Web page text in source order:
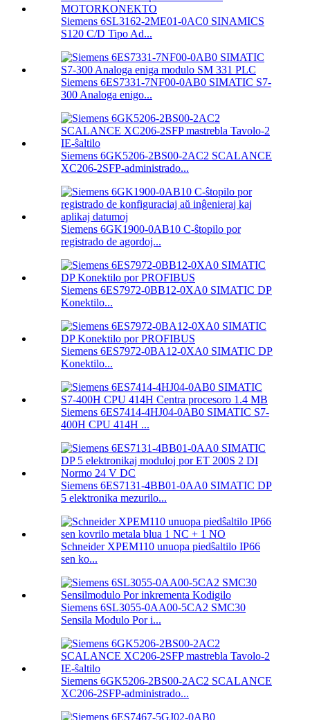
Siemens 6SL3162-2ME01-0AC0 SINAMICS
S120 C/D Tipo Ad...
Siemens 6ES7331-7NF00-0AB0 SIMATIC S7-
300 Analoga enigo...
Siemens 6GK5206-2BS00-2AC2 SCALANCE
XC206-2SFP-administrado...
Siemens 6GK1900-0AB10 C-ŝtopilo por
registrado de agordoj...
Siemens 6ES7972-0BB12-0XA0 SIMATIC DP
Konektilo...
Siemens 6ES7972-0BA12-0XA0 SIMATIC DP
Konektilo...
Siemens 6ES7414-4HJ04-0AB0 SIMATIC S7-
400H CPU 414H ...
Siemens 6ES7131-4BB01-0AA0 SIMATIC DP
5 elektronika mezurilo...
Schneider XPEM110 unuopa piedŝaltilo IP66
sen ko...
Siemens 6SL3055-0AA00-5CA2 SMC30
Sensila Modulo Por i...
Siemens 6GK5206-2BS00-2AC2 SCALANCE
XC206-2SFP-administrado...